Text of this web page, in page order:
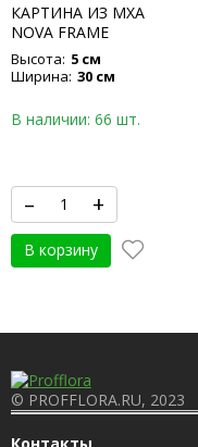
КАРТИНА ИЗ МХА
NOVA FRAME
ANTHRACITE-
CONCRETE 100% FLAT
MOSS
Высота: 5 см
Ширина: 30 см
В наличии: 66 шт.
– +
В корзину
© PROFFLORA.RU, 2023